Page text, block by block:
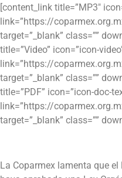
[content_link title=”MP3″
link=”https://
target=”_blank” class=””
title=”Video” icon=”icon-
link=”https://
target=”_blank” class=””
title=”PDF” icon=”icon-doc-
link=”https://
target=”_blank” class=””
La Coparmex lamenta que